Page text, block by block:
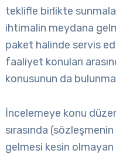
teklifle birlikte
ihtimalin meydana
paket halinde servis
faaliyet konuları
konusunun da
İncelemeye konu
sırasında
gelmesi kesin